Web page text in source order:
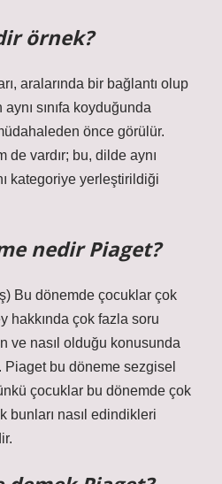
örnek?
aralarında bir bağlantı olup
aynı sınıfa koyduğunda
önce görülür.
de vardır; bu, dilde aynı
kategoriye yerleştirildiği
nedir Piaget?
Bu dönemde çocuklar çok
hakkında çok fazla soru
ve nasıl olduğu konusunda
Piaget bu döneme sezgisel
çocuklar bu dönemde çok
bunları nasıl edindikleri